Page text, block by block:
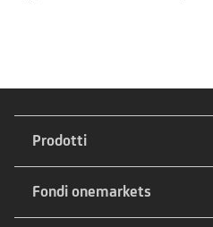
Prodotti
Fondi onemarkets